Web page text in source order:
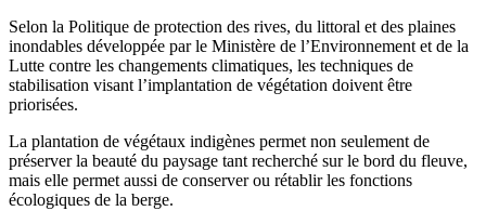
Selon la Politique de protection des rives, du littoral et des plaines
inondables développée par le Ministère de l’Environnement et de la
Lutte contre les changements climatiques, les techniques de
stabilisation visant l’implantation de végétation doivent être
priorisées.
La plantation de végétaux indigènes permet non seulement de
préserver la beauté du paysage tant recherché sur le bord du fleuve,
mais elle permet aussi de conserver ou rétablir les fonctions
écologiques de la berge.